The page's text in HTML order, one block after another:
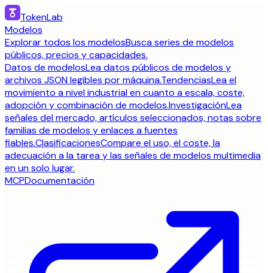
TokenLab
Modelos
Explorar todos los modelosBusca series de modelos
públicos, precios y capacidades.
Datos de modelosLea datos públicos de modelos y
archivos JSON legibles por máquina.TendenciasLea el
movimiento a nivel industrial en cuanto a escala, coste,
adopción y combinación de modelos.InvestigaciónLea
señales del mercado, artículos seleccionados, notas sobre
familias de modelos y enlaces a fuentes
fiables.ClasificacionesCompare el uso, el coste, la
adecuación a la tarea y las señales de modelos multimedia
en un solo lugar.
MCPDocumentación